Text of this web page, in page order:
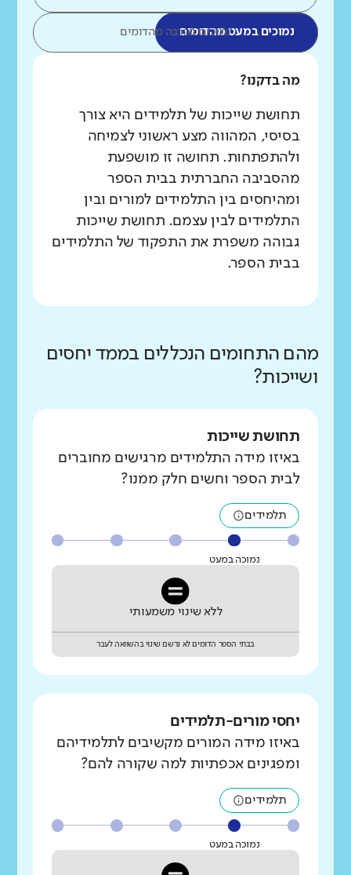
נמוכים במעט מהדומיםנמוכים בהרבה מהדומים
מה בדקנו?
תחושת שייכות של תלמידים היא צורך
בסיסי, המהווה מצע ראשוני לצמיחה
ולהתפתחות. תחושה זו מושפעת
מהסביבה החברתית בבית הספר
ומהיחסים בין התלמידים למורים ובין
התלמידים לבין עצמם. תחושת שייכות
גבוהה משפרת את התפקוד של התלמידים
בבית הספר.
מהם התחומים הנכללים בממד יחסים
ושייכות?
תחושת שייכות
באיזו מידה התלמידים מרגישים מחוברים
לבית הספר וחשים חלק ממנו?
תלמידים
נמוכה במעט
ללא שינוי משמעותי
בבתי הספר הדומים לא נרשם שינוי בהשוואה לעבר
יחסי מורים-תלמידים
באיזו מידה המורים מקשיבים לתלמידיהם
ומפגינים אכפתיות למה שקורה להם?
תלמידים
נמוכה במעט